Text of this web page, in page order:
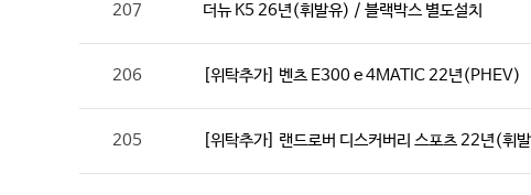
207 더뉴 K5 26년(휘발유) / 블랙박스 별도설치
206 [위탁추가] 벤츠 E300 e 4MATIC 22년(PHEV)
205 [위탁추가] 랜드로버 디스커버리 스포츠 22년(휘